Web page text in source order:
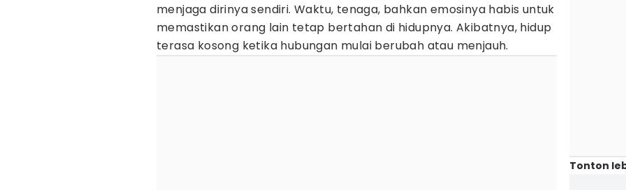
menjaga dirinya sendiri. Waktu, tenaga, bahkan emosinya habis untuk
memastikan orang lain tetap bertahan di hidupnya. Akibatnya, hidup
terasa kosong ketika hubungan mulai berubah atau menjauh.
Tonton